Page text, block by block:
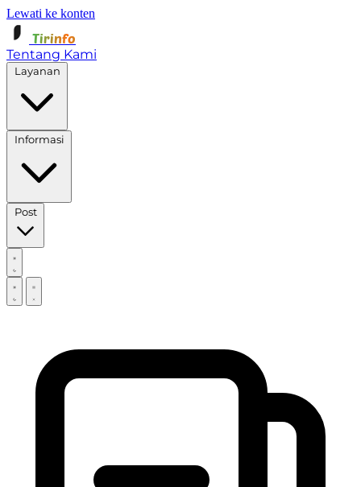
Lewati ke konten
Tirinfo
Tentang Kami
Post